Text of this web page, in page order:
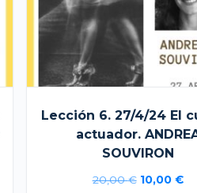
Lección 6. 27/4/24 El
actuador.
SOUVIRON
20,00€ El
10,00 €El